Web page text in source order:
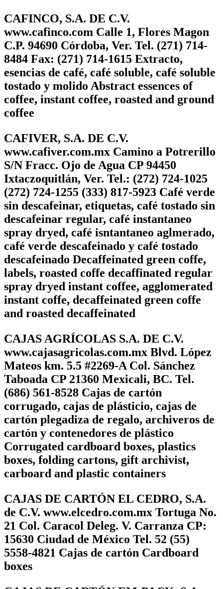
CAFINCO, S.A. DE C.V.
www.cafinco.com Calle 1, Flores Magon
C.P. 94690 Córdoba, Ver. Tel. (271) 714-
8484 Fax: (271) 714-1615 Extracto,
esencias de café, café soluble, café soluble
tostado y molido Abstract essences of
coffee, instant coffee, roasted and ground
coffee
CAFIVER, S.A. DE C.V.
www.cafiver.com.mx Camino a Potrerillo
S/N Fracc. Ojo de Agua CP 94450
Ixtaczoquitlán, Ver. Tel.: (272) 724-1025
(272) 724-1255 (333) 817-5923 Café verde
sin descafeinar, etiquetas, café tostado sin
descafeinar regular, café instantaneo
spray dryed, café isntantaneo aglmerado,
café verde descafeinado y café tostado
descafeinado Decaffeinated green coffe,
labels, roasted coffe decaffinated regular
spray dryed instant coffee, agglomerated
instant coffe, decaffeinated green coffe
and roasted decaffeinated
CAJAS AGRÍCOLAS S.A. DE C.V.
www.cajasagricolas.com.mx Blvd. López
Mateos km. 5.5 #2269-A Col. Sánchez
Taboada CP 21360 Mexicali, BC. Tel.
(686) 561-8528 Cajas de cartón
corrugado, cajas de plásticio, cajas de
cartón plegadiza de regalo, archiveros de
cartón y contenedores de plástico
Corrugated cardboard boxes, plastics
boxes, folding cartons, gift archivist,
carboard and plastic containers
CAJAS DE CARTÓN EL CEDRO, S.A.
de C.V. www.elcedro.com.mx Tortuga No.
21 Col. Caracol Deleg. V. Carranza CP:
15630 Ciudad de México Tel. 52 (55)
5558-4821 Cajas de cartón Cardboard
boxes